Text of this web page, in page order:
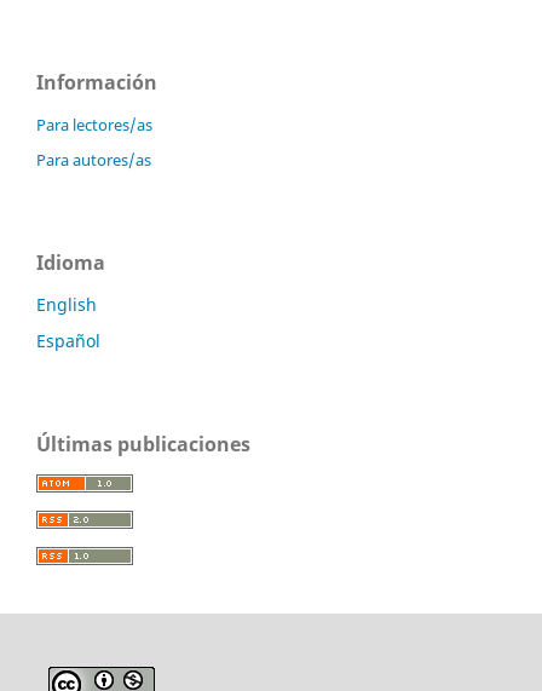
Información
Para lectores/as
Para autores/as
Idioma
English
Español
Últimas publicaciones